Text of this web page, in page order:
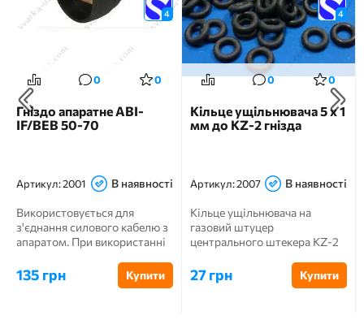
4
0 0
Гніздо апаратне ABI-
IF/BЕB 50-70
Артикул:2001 В наявності
Використовується для
з'єднання силового кабелю з
апаратом. При використанні
135 грн Купити
4
0 0
Кільце ущільнювача 5 х 1
мм до KZ-2 гнізда
Артикул:2007 В наявності
Кільце ущільнювача на
газовий штуцер
центрального штекера KZ-2
27 грн Купити